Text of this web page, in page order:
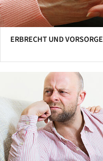
ERBRECHT UND VORSORGE